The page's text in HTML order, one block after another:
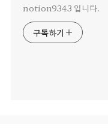
notion9343 입니다.
구독하기